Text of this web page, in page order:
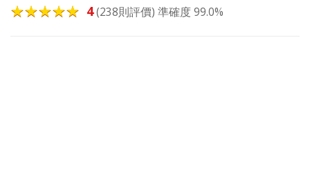
4(238則評價) 準確度 99.0%